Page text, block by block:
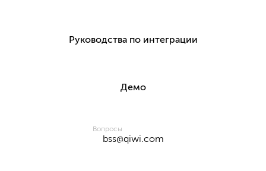
Руководства по интеграции
Демо
Вопросы
bss@qiwi.com